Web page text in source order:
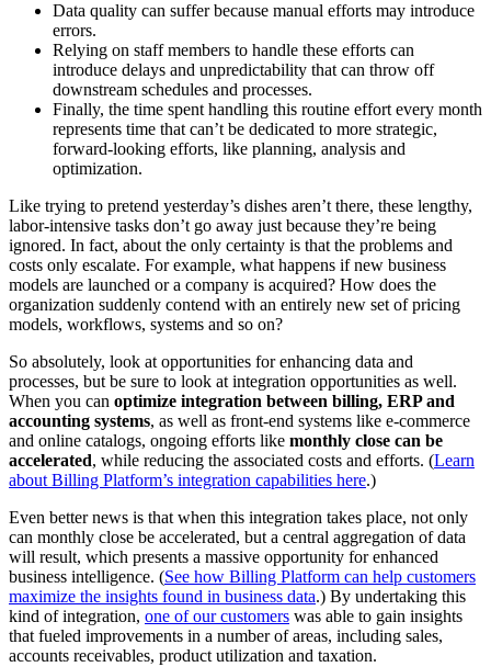
Data quality can suffer because manual efforts may introduce
errors.
Relying on staff members to handle these efforts can
introduce delays and unpredictability that can throw off
downstream schedules and processes.
Finally, the time spent handling this routine effort every month
represents time that can’t be dedicated to more strategic,
forward-looking efforts, like planning, analysis and
optimization.
Like trying to pretend yesterday’s dishes aren’t there, these lengthy,
labor-intensive tasks don’t go away just because they’re being
ignored. In fact, about the only certainty is that the problems and
costs only escalate. For example, what happens if new business
models are launched or a company is acquired? How does the
organization suddenly contend with an entirely new set of pricing
models, workflows, systems and so on?
So absolutely, look at opportunities for enhancing data and
processes, but be sure to look at integration opportunities as well.
When you can optimize integration between billing, ERP and
accounting systems, as well as front-end systems like e-commerce
and online catalogs, ongoing efforts like monthly close can be
accelerated, while reducing the associated costs and efforts. (Learn
about Billing Platform’s integration capabilities here.)
Even better news is that when this integration takes place, not only
can monthly close be accelerated, but a central aggregation of data
will result, which presents a massive opportunity for enhanced
business intelligence. (See how Billing Platform can help customers
maximize the insights found in business data.) By undertaking this
kind of integration, one of our customers was able to gain insights
that fueled improvements in a number of areas, including sales,
accounts receivables, product utilization and taxation.